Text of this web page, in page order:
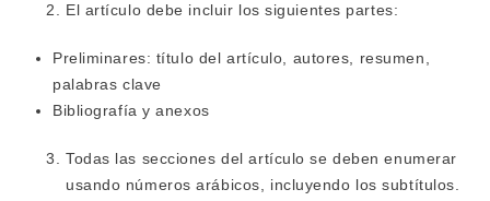
El artículo debe incluir los siguientes partes:
Preliminares: título del artículo, autores, resumen,
palabras clave
Bibliografía y anexos
Todas las secciones del artículo se deben enumerar
usando números arábicos, incluyendo los subtítulos.